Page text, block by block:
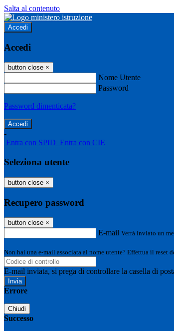
Salta al contenuto
Accedi
Accedi
button close ×
Nome Utente
Password
Password dimenticata?
-
Entra con SPID Entra con CIE
Seleziona utente
button close ×
Recupero password
button close ×
E-mail Verrà inviato un
Non hai una e-mail associata al nome utente? Effettua il reset
E-mail inviata, si prega di controllare la casella di
Errore
Chiudi
Successo